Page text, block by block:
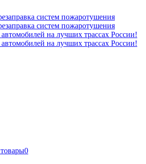
систем пожаротушения
систем пожаротушения
на лучших трассах России!
на лучших трассах России!
0